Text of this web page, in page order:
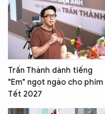
Trấn Thành dành tiếng
"Em" ngọt ngào cho phim
Tết 2027